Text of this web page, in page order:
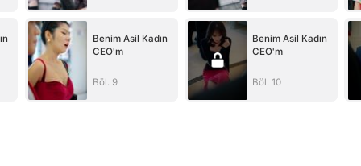
Benim Asil Kadın
CEO'm
Böl. 9
Benim Asil Kadın
CEO'm
Böl. 10